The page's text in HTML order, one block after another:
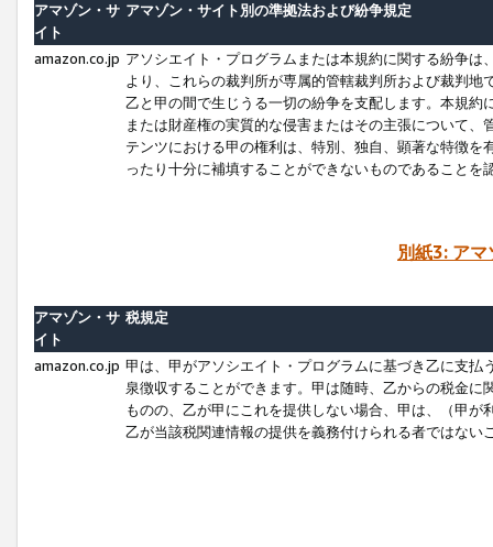
アマゾン・サ
イト
アマゾン・サイト別の準拠法および紛争規定
amazon.co.jp アソシエイト・プログラムまたは本規約に関する紛争
より、これらの裁判所が専属的管轄裁判所および裁判
乙と甲の間で生じうる一切の紛争を支配します。本規
または財産権の実質的な侵害またはその主張について
テンツにおける甲の権利は、特別、独自、顕著な特徴
ったり十分に補填することができないものであることを
別紙3: ア
アマゾン・サ
イト
税規定
amazon.co.jp 甲は、甲がアソシエイト・プログラムに基づき乙に支
泉徴収することができます。甲は随時、乙からの税金
ものの、乙が甲にこれを提供しない場合、甲は、（甲
乙が当該税関連情報の提供を義務付けられる者ではな